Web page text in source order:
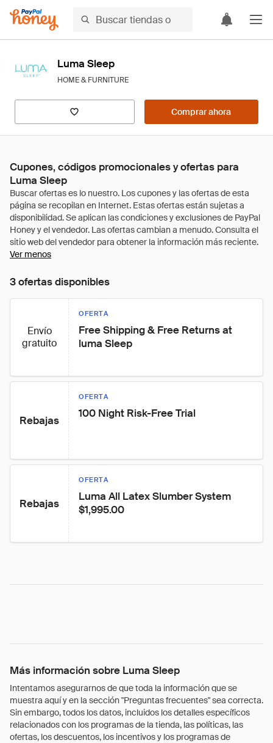
Luma Sleep
HOME & FURNITURE
Comprar ahora
Cupones, códigos promocionales y ofertas para
Luma Sleep
Ver menos
3 ofertas disponibles
Envío
gratuito
OFERTA
Free Shipping & Free Returns at
luma Sleep
Rebajas
OFERTA
100 Night Risk-Free Trial
Rebajas
OFERTA
Luma All Latex Slumber System
$1,995.00
Más información sobre Luma Sleep
Intentamos asegurarnos de que toda la información que se
muestra aquí y en la sección "Preguntas frecuentes" sea correcta.
Sin embargo, todos los datos, incluidos los detalles específicos
relacionados con los programas de la tienda, las políticas, las
ofertas, los descuentos, los incentivos y los programas de